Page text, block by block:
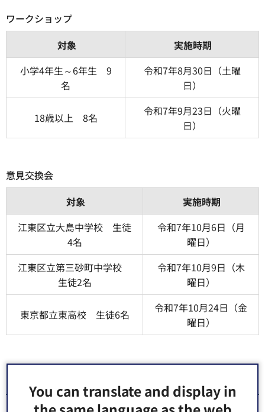
You can translate and display in
ワークショップ
対象
実施時期
小学4年生～6年生 9
名
令和7年8月30日（土曜
日）
18歳以上 8名
令和7年9月23日（火曜
日）
意見交換会
対象
実施時期
江東区立大島中学校 生徒
4名
令和7年10月6日（月
曜日）
江東区立第三砂町中学校
生徒2名
令和7年10月9日（木
曜日）
東京都立東高校 生徒6名
令和7年10月24日（金
曜日）